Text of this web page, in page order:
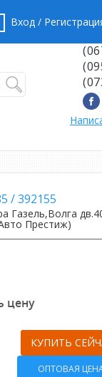
Вход /
/392155
Газель,Волга
Престиж)
цену
КУПИТЬ
ОПТОВАЯ